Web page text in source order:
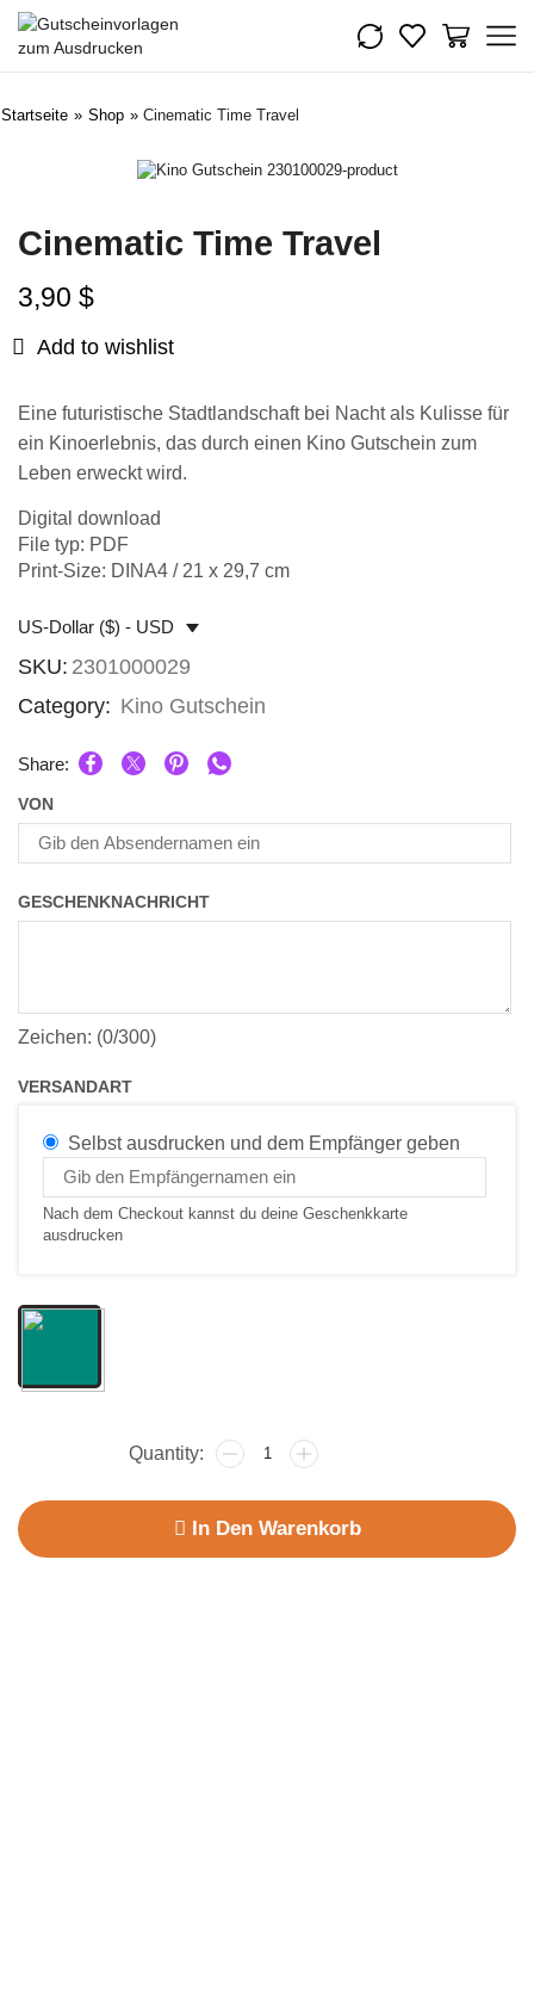
Startseite » Shop » Cinematic Time Travel
Cinematic Time Travel
3,90 $
Add to wishlist
Eine futuristische Stadtlandschaft bei Nacht als Kulisse für
ein Kinoerlebnis, das durch einen Kino Gutschein zum
Leben erweckt wird.
Digital download
File typ: PDF
Print-Size: DINA4 / 21 x 29,7 cm
US-Dollar ($) - USD
SKU: 2301000029
Category: Kino Gutschein
Share:
VON
GESCHENKNACHRICHT
Zeichen: (0/300)
VERSANDART
Selbst ausdrucken und dem Empfänger geben
Nach dem Checkout kannst du deine Geschenkkarte
ausdrucken
In Den Warenkorb